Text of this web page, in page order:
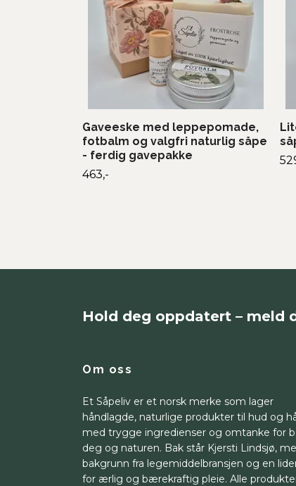
Gaveeske med leppepomade,
fotbalm og valgfri naturlig såpe
- ferdig gavepakke
463,-
Hold deg oppdatert – meld
Om oss
Et Såpeliv er et norsk merke som lager
håndlagde, naturlige produkter til hud og
med trygge ingredienser og omtanke for
deg og naturen. Bak står Kjersti Lindsjø,
bakgrunn fra legemiddelbransjen og en
for ærlig og bærekraftig pleie. Alle